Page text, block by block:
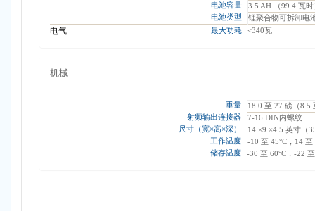
电池容量
3.5 AH （99.4 瓦时
电池类型
锂聚合物可拆卸电
电气 最大功耗 <340瓦
机械
重量
18.0 至 27 磅（8.5
射频输出连接器
7-16 DIN内螺纹
尺寸（宽×高×深）
14 ×9 ×4.5 英寸（
工作温度
-10 至 45°C，14 至
储存温度
-30 至 60°C，-22